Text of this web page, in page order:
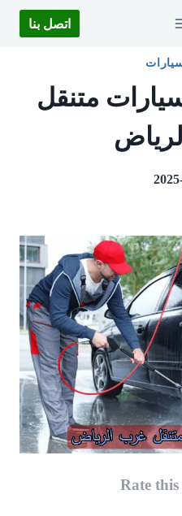
اتصل بنا
متنقل
Rate this